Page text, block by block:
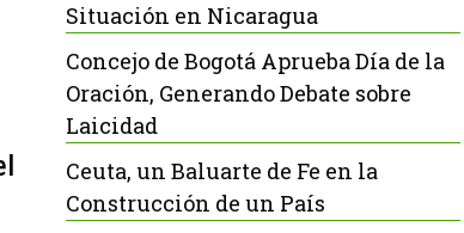
Situación en Nicaragua
Concejo de Bogotá Aprueba Día de la
Oración, Generando Debate sobre
Laicidad
Ceuta, un Baluarte de Fe en la
Construcción de un País